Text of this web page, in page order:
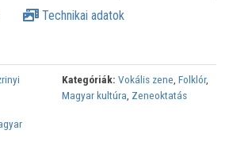
Technikai adatok
Kategóriák: Vokális zene, Folklór,
Magyar kultúra, Zeneoktatás